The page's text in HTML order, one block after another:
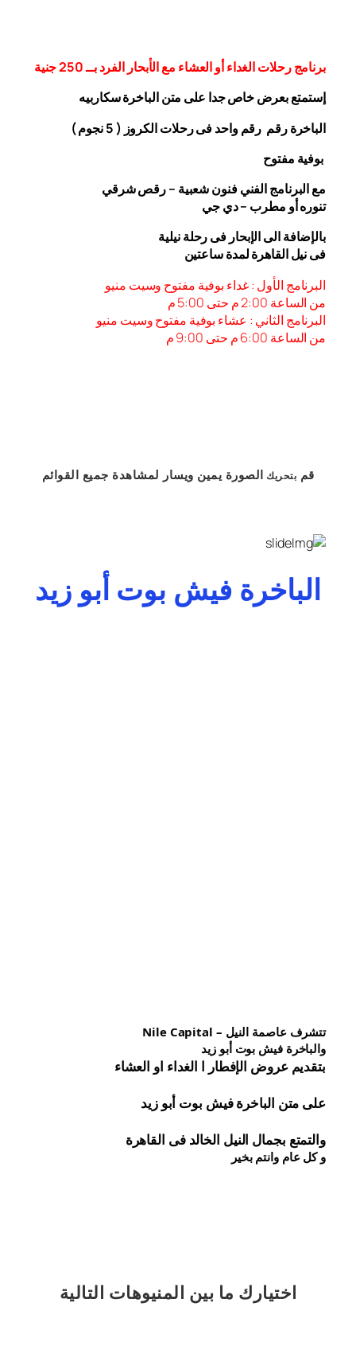
برنامج رحلات الغداء أو العشاء مع الأبحار الفرد بــ 250 جنية
إستمتع بعرض خاص جدا على متن الباخرةسكاربيه
الباخرة رقم رقم واحد فى رحلات الكروز ( 5 نجوم )
بوفية مفتوح
مع البرنامج الفني فنون شعبية – رقص شرقي
تنوره أو مطرب – دي جي
بالإضافة الى الإبحار فى رحلة نيلية
فى نيل القاهرة لمدة ساعتين
البرنامج الأول : غداء بوفية مفتوح وسيت منيو
من الساعة 2:00 م حتى 5:00 م
البرنامج الثاني : عشاء بوفية مفتوح وسيت منيو
من الساعة 6:00 م حتى 9:00 م
قم بتحريك الصورة يمين ويسار لمشاهدة جميع القوائم
الباخرة فيش بوت أبو زيد
تتشرف عاصمة النيل – Nile Capital
والباخرة فيش بوت أبو زيد
بتقديم عروض الإفطار ا الغداء او العشاء
على متن الباخرة فيش بوت أبو زيد
والتمتع بجمال النيل الخالد فى القاهرة
و كل عام وانتم بخير
اختيارك ما بين المنيوهات التالية